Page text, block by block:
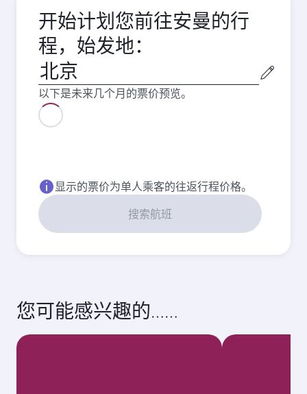
开始计划您前往安曼的行
程，始发地：
始
发
城
市
以下是未来几个月的票价预览。
显示的票价为单人乘客的往返行程价格。
搜索航班
您可能感兴趣的……